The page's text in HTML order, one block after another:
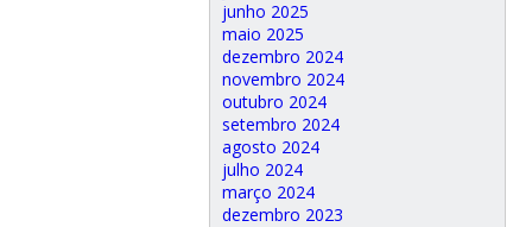
junho 2025
maio 2025
dezembro 2024
novembro 2024
outubro 2024
setembro 2024
agosto 2024
julho 2024
março 2024
dezembro 2023